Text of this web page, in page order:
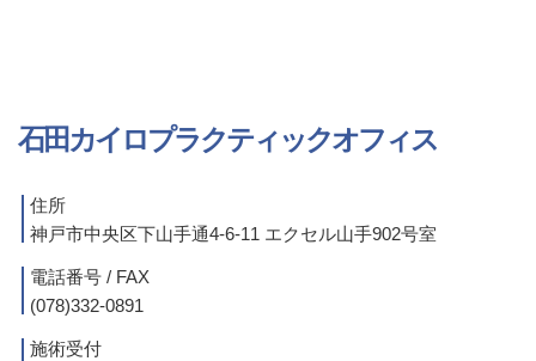
石田カイロプラクティックオフィス
住所
神戸市中央区下山手通4-6-11 エクセル山手902号室
電話番号 / FAX
(078)332-0891
施術受付